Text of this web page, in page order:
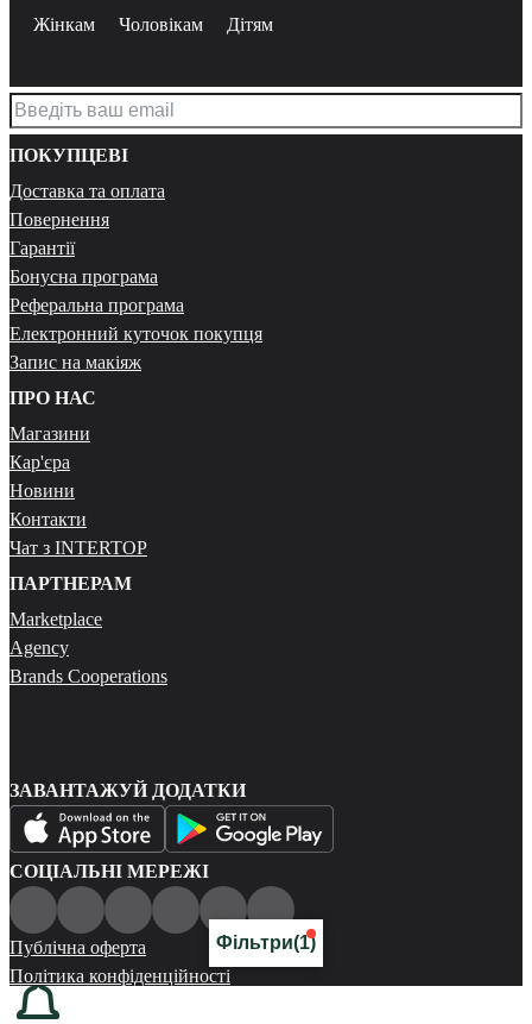
Фільтри(1)
Жінкам Чоловікам Дітям
ПОКУПЦЕВІ
Доставка та оплата
Повернення
Гарантії
Бонусна програма
Реферальна програма
Електронний куточок покупця
Запис на макіяж
ПРО НАС
Магазини
Кар'єра
Новини
Контакти
Чат з INTERTOP
ПАРТНЕРАМ
Marketplace
Agency
Brands Cooperations
ЗАВАНТАЖУЙ ДОДАТКИ
СОЦІАЛЬНІ МЕРЕЖІ
Публічна оферта
Політика конфіденційності
Карта сайту